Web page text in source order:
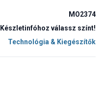
MO2374
Készletinfóhoz válassz színt!
Technológia & Kiegészítők